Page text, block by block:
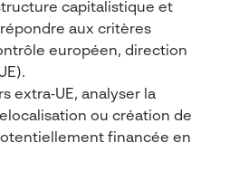
capitalistique et
aux critères
européen, direction
extra‑UE, analyser la
ou création de
financée en